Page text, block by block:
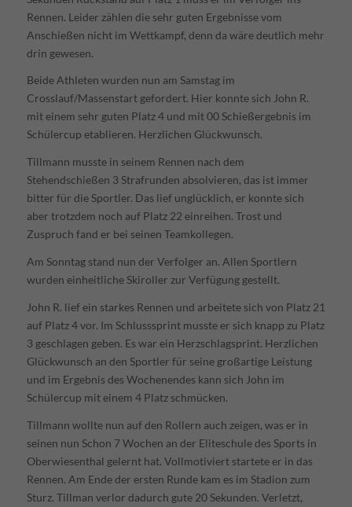
Rennen. Leider zählen die sehr guten Ergebnisse vom
Anschießen nicht im Wettkampf, denn da wäre deutlich mehr
drin gewesen.
Beide Athleten wurden nun am Samstag im
Crosslauf/Massenstart gefordert. Hier konnte sich John R.
mit einem sehr guten Platz 4 und mit 00 Schießergebnis im
Schülercup etablieren. Herzlichen Glückwunsch.
Tillmann musste in seinem Rennen nach dem
Stehendschießen 3 Strafrunden absolvieren, das ist immer
bitter für die Sportler. Das lief unglücklich, er konnte sich
aber trotzdem noch auf Platz 22 einreihen. Trost und
Zuspruch fand er bei seinen Teamkollegen.
Am Sonntag stand nun der Verfolger an. Allen Sportlern
wurden einheitliche Skiroller zur Verfügung gestellt.
John R. lief ein starkes Rennen und arbeitete sich von Platz 21
auf Platz 4 vor. Im Schlusssprint musste er sich knapp zu Platz
3 geschlagen geben. Es war ein Herzschlagsprint. Herzlichen
Glückwunsch an den Sportler für seine großartige Leistung
und im Ergebnis des Wochenendes kann sich John im
Schülercup mit einem 4 Platz schmücken.
Tillmann wollte nun auf den Rollern auch zeigen, was er in
seinen nun Schon 7 Wochen an der Eliteschule des Sports in
Oberwiesenthal gelernt hat. Vollmotiviert startete er in das
Rennen. Am Ende der ersten Runde kam es im Stadion zum
Sturz. Tillman verlor dadurch gute 20 Sekunden. Verletzt,